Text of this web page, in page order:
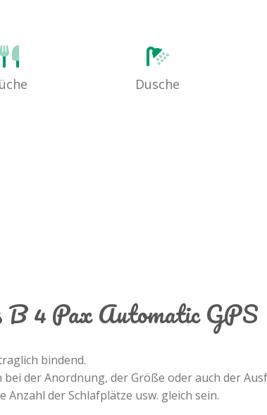
Dusche
B 4 Pax Automatic GPS
bindend.
der Anordnung, der Größe oder auch der
der Schlafplätze usw. gleich sein.